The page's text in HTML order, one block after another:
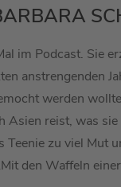
im Podcast. Sie
anstrengenden
werden
Asien reist, was
zu viel Mut
den Waffeln